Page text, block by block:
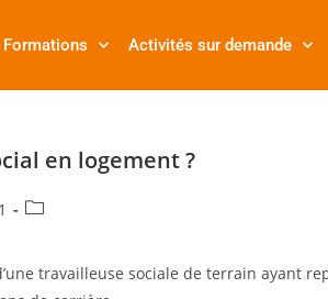
Formations Activités sur demande
en logement ?
travailleuse sociale de terrain ayant